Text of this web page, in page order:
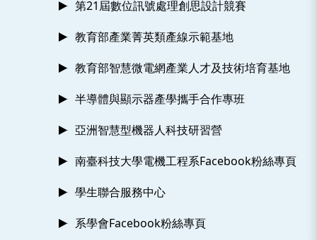
第21屆數位訊號處理創思設計競賽
教育部產業菁英類產線示範基地
教育部智慧微電網產業人才及技術培育基地
半導體與顯示器產學攜手合作專班
亞洲智慧型機器人科技研習營
南臺科技大學電機工程系Facebook粉絲專頁
學生聯合服務中心
系學會Facebook粉絲專頁